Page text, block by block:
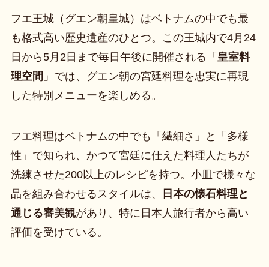
フエ王城（グエン朝皇城）はベトナムの中でも最
も格式高い歴史遺産のひとつ。この王城内で4月24
日から5月2日まで毎日午後に開催される「 皇室料
理空間 」では、グエン朝の宮廷料理を忠実に再現
した特別メニューを楽しめる。
フエ料理はベトナムの中でも「繊細さ」と「多様
性」で知られ、かつて宮廷に仕えた料理人たちが
洗練させた200以上のレシピを持つ。小皿で様々な
品を組み合わせるスタイルは、
日本の懐石料理と
通じる審美観があり、特に日本人旅行者から高い
評価を受けている。